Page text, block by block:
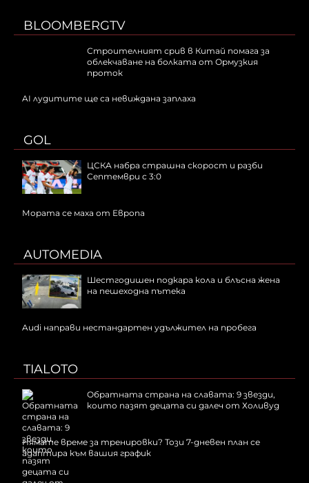
BLOOMBERGTV
Строителният срив в Китай помага за
облекчаване на болката от Ормузкия
проток
AI лудитите ще са невижданa заплаха
GOL
ЦСКА набра страшна скорост и разби
Септември с 3:0
Мората се маха от Европа
AUTOMEDIA
Шестгодишен подкара кола и блъсна жена
на пешеходна пътека
Audi направи нестандартен удължител на пробега
TIALOTO
Обратната страна на славата: 9 звезди,
които пазят децата си далеч от Холивуд
Нямате време за тренировки? Този 7-дневен план се
адаптира към вашия график